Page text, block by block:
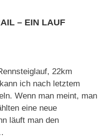
– EIN LAUF
22km
ich nach letztem
Wenn man meint, man
eine neue
läuft man den